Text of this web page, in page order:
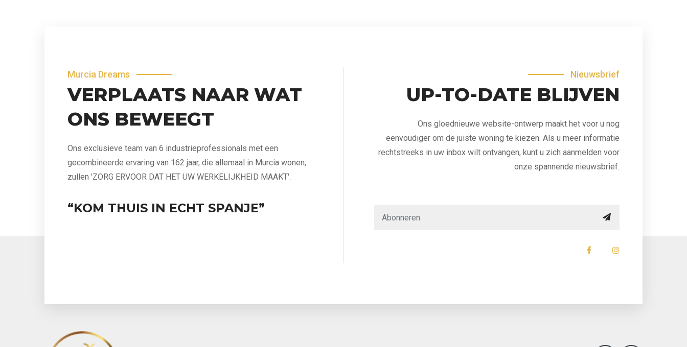
Murcia Dreams
VERPLAATS NAAR WAT
ONS BEWEEGT
Ons exclusieve team van 6 industrieprofessionals met een
gecombineerde ervaring van 162 jaar, die allemaal in Murcia wonen,
zullen 'ZORG ERVOOR DAT HET UW WERKELIJKHEID MAAKT'.
“KOM THUIS IN ECHT SPANJE”
Nieuwsbrief
UP-TO-DATE BLIJVEN
Ons gloednieuwe website-ontwerp maakt het voor u nog
eenvoudiger om de juiste woning te kiezen. Als u meer informatie
rechtstreeks in uw inbox wilt ontvangen, kunt u zich aanmelden voor
onze spannende nieuwsbrief.